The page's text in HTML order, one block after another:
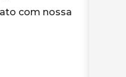
com nossa